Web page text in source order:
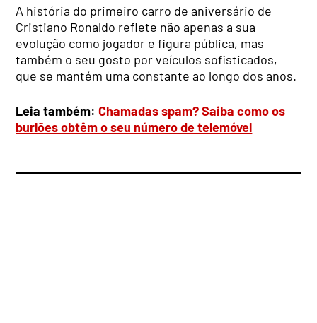
A história do primeiro carro de aniversário de
Cristiano Ronaldo reflete não apenas a sua
evolução como jogador e figura pública, mas
também o seu gosto por veículos sofisticados,
que se mantém uma constante ao longo dos anos.
Leia também:Chamadas spam? Saiba como os
burlões obtêm o seu número de telemóvel